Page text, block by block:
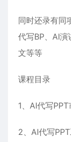
同时还录有同
代写BP、AI
文等等
课程目录
1、AI代写
2、AI代写